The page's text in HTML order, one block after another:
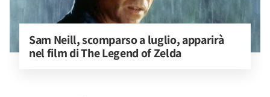
Sam Neill, scomparso a luglio, apparirà
nel film di The Legend of Zelda